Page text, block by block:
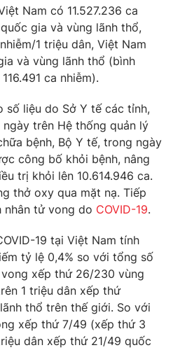
Nam có 11.527.236 ca
gia và vùng lãnh thổ,
1 triệu dân, Việt Nam
và vùng lãnh thổ (bình
ca nhiễm).
số liệu do Sở Y tế các tỉnh,
trên Hệ thống quản lý
bệnh, Bộ Y tế, trong ngày
công bố khỏi bệnh, nâng
trị khỏi lên 10.614.946 ca.
thở oxy qua mặt nạ. Tiếp
nhân tử vong do COVID-19.
19 tại Việt Nam tính
tỷ lệ 0,4% so với tổng số
xếp thứ 26/230 vùng
1 triệu dân xếp thứ
thổ trên thế giới. So với
xếp thứ 7/49 (xếp thứ 3
dân xếp thứ 21/49 quốc